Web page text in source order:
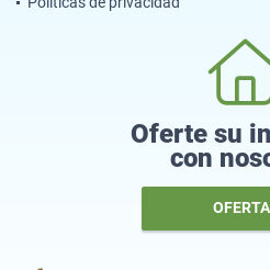
Oferte su
con